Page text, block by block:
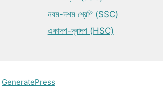
নবম-দশম শ্রেণি (SSC)
একাদশ-দ্বাদশ (HSC)
GeneratePress